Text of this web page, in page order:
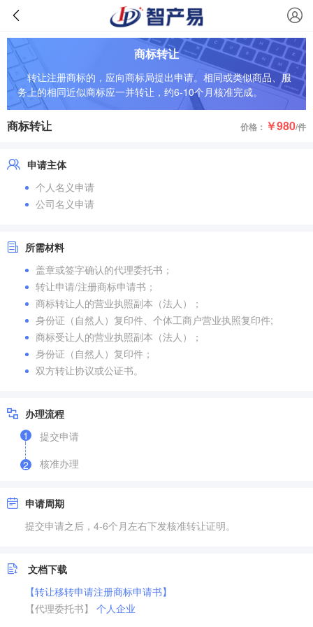
商标转让
转让注册商标的，应向商标局提出申请。相同或类似商品、服
务上的相同近似商标应一并转让，约6-10个月核准完成。
商标转让 价格： ￥980/件
申请主体
个人名义申请
公司名义申请
所需材料
盖章或签字确认的代理委托书；
转让申请/注册商标申请书；
商标转让人的营业执照副本（法人）；
身份证（自然人）复印件、个体工商户营业执照复印件;
商标受让人的营业执照副本（法人）；
身份证（自然人）复印件；
双方转让协议或公证书。
办理流程
1
提交申请
2 核准办理
申请周期
提交申请之后，4-6个月左右下发核准转让证明。
文档下载
【转让移转申请注册商标申请书】
【代理委托书】 个人企业